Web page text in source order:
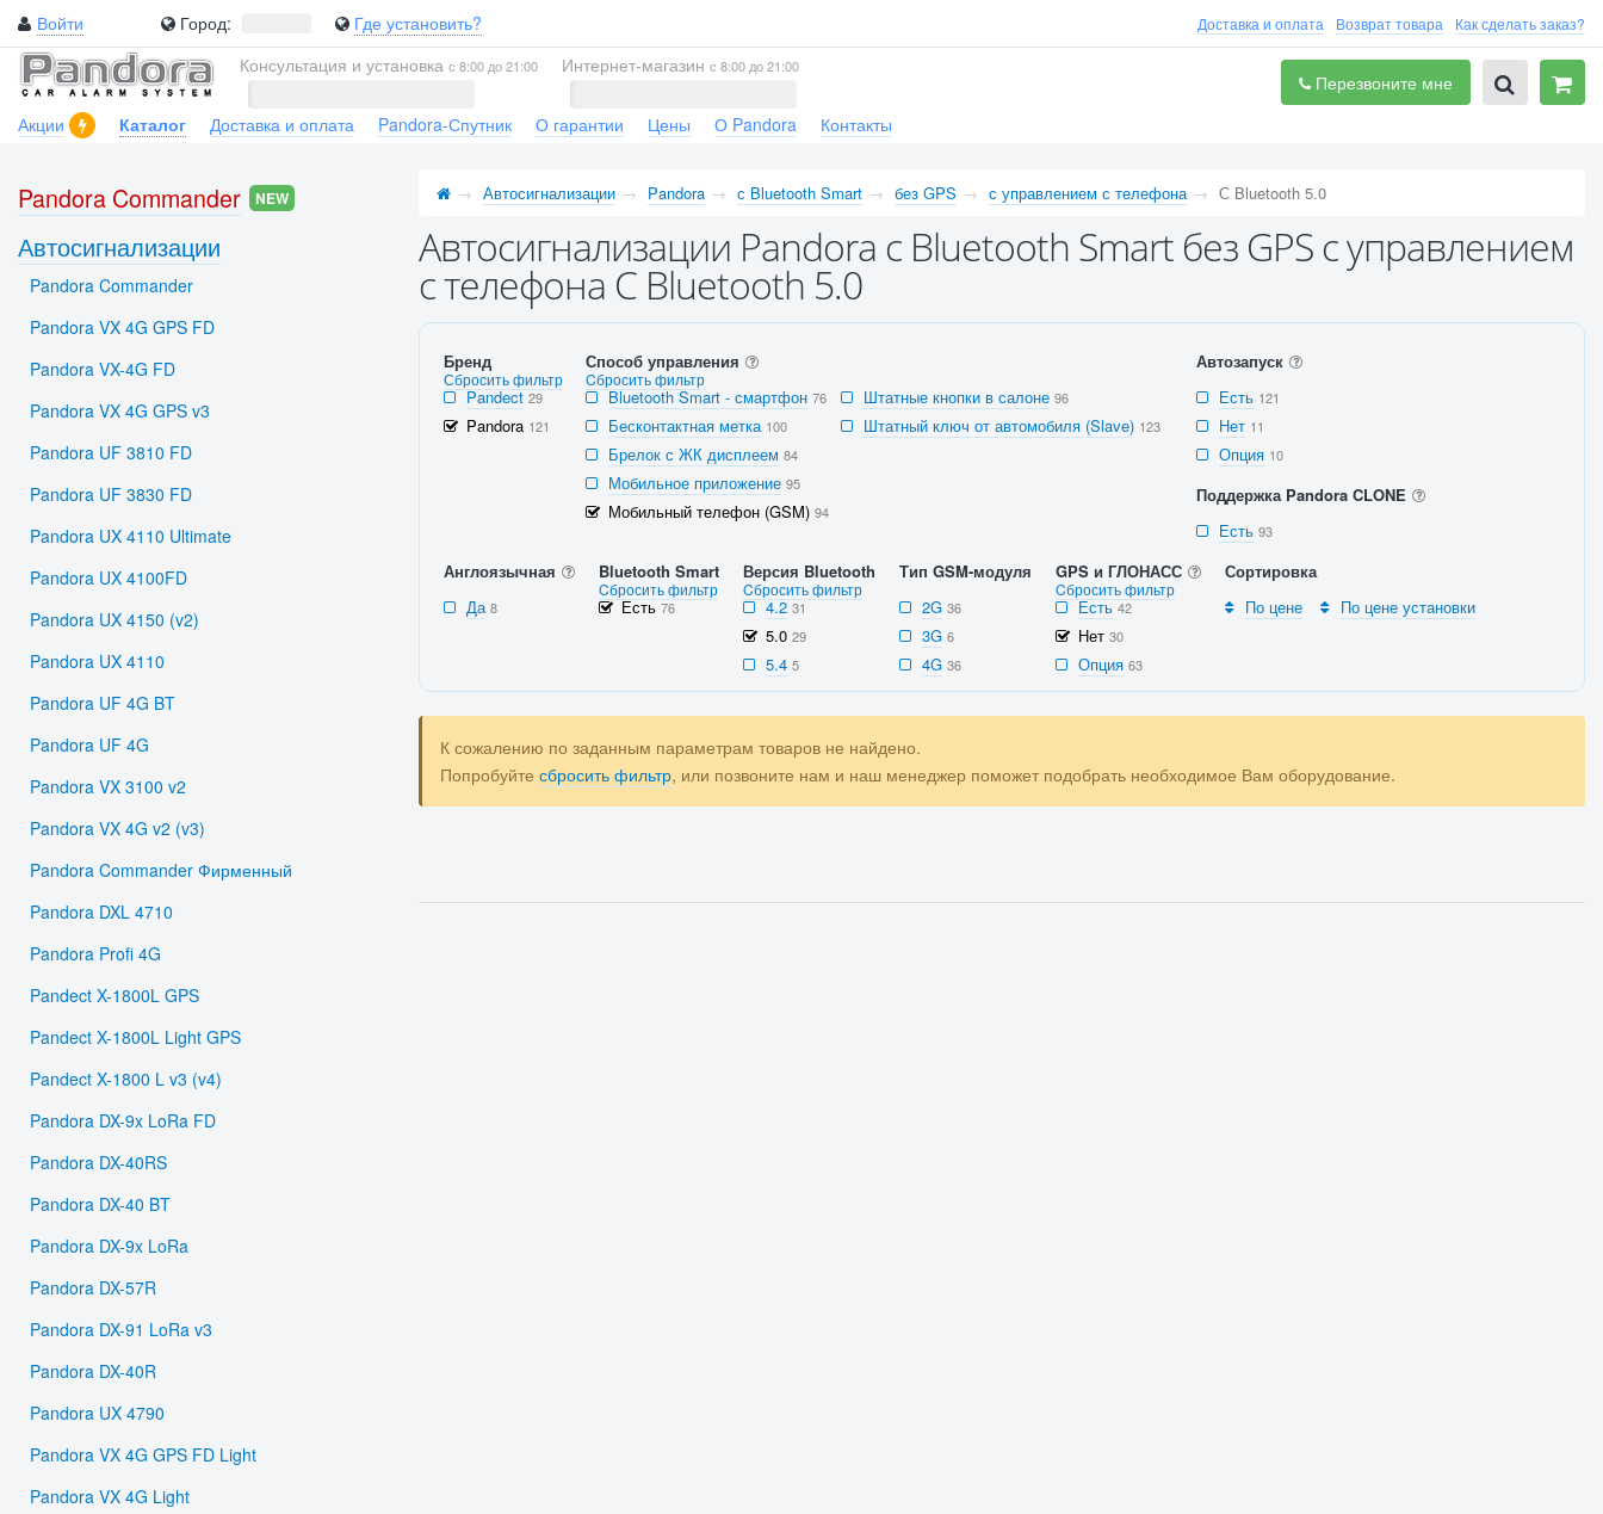
Войти Город: Где установить? Доставка и оплата Возврат товара Как сделать заказ?
Консультация и установка с 8:00 до 21:00 Интернет-магазин с 8:00 до 21:00
Перезвоните мне
Акции
Каталог Доставка и оплата Pandora-Спутник О гарантии Цены О Pandora Контакты
Автосигнализации Pandora с Bluetooth Smart без GPS с управлением с телефона С Bluetooth 5.0
Автосигнализации Pandora с Bluetooth Smart без GPS с управлением
с телефона С Bluetooth 5.0
Бренд
Сбросить фильтр
Pandect 29
Pandora 121
Способ управления
Cбросить фильтр
Bluetooth Smart - смартфон 76
Бесконтактная метка 100
Брелок с ЖК дисплеем 84
Мобильное приложение 95
Мобильный телефон (GSM) 94
Штатные кнопки в салоне 96
Штатный ключ от автомобиля (Slave) 123
Автозапуск
Есть 121
Нет 11
Опция 10
Поддержка Pandora CLONE
Есть 93
Англоязычная
Да 8
Bluetooth Smart
Cбросить фильтр
Есть76
Версия Bluetooth
Cбросить фильтр
4.2 31
5.0 29
5.4 5
Тип GSM-модуля
2G 36
3G 6
4G 36
GPS и ГЛОНАСС
Cбросить фильтр
Есть 42
Нет 30
Опция 63
Сортировка
По цене
По цене установки
К сожалению по заданным параметрам товаров не найдено.
Попробуйте сбросить фильтр, или позвоните нам и наш менеджер поможет подобрать необходимое Вам оборудование.
Pandora Commander NEW
Автосигнализации
Pandora Commander
Pandora VX 4G GPS FD
Pandora VX-4G FD
Pandora VX 4G GPS v3
Pandora UF 3810 FD
Pandora UF 3830 FD
Pandora UX 4110 Ultimate
Pandora UX 4100FD
Pandora UX 4150 (v2)
Pandora UX 4110
Pandora UF 4G BT
Pandora UF 4G
Pandora VX 3100 v2
Pandora VX 4G v2 (v3)
Pandora Commander Фирменный
Pandora DXL 4710
Pandora Profi 4G
Pandect X-1800L GPS
Pandect X-1800L Light GPS
Pandect X-1800 L v3 (v4)
Pandora DX-9x LoRa FD
Pandora DX-40RS
Pandora DX-40 BT
Pandora DX-9x LoRa
Pandora DX-57R
Pandora DX-91 LoRa v3
Pandora DX-40R
Pandora UX 4790
Pandora VX 4G GPS FD Light
Pandora VX 4G Light